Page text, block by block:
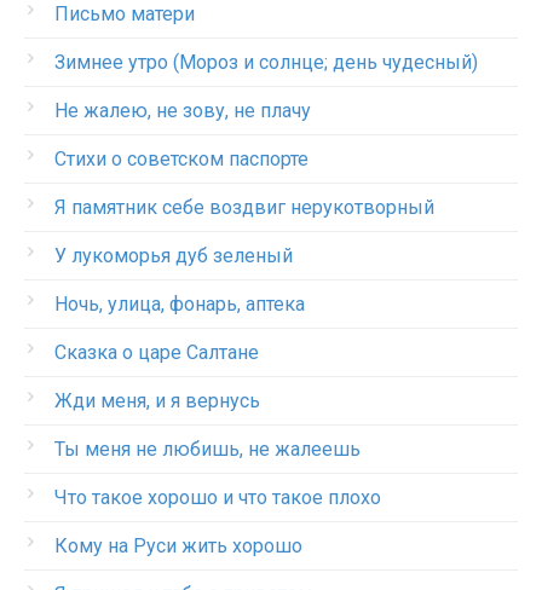
Письмо матери
Зимнее утро (Мороз и солнце; день чудесный)
Не жалею, не зову, не плачу
Стихи о советском паспорте
Я памятник себе воздвиг нерукотворный
У лукоморья дуб зеленый
Ночь, улица, фонарь, аптека
Сказка о царе Салтане
Жди меня, и я вернусь
Ты меня не любишь, не жалеешь
Что такое хорошо и что такое плохо
Кому на Руси жить хорошо